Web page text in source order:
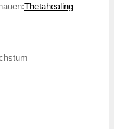
Thetahealing